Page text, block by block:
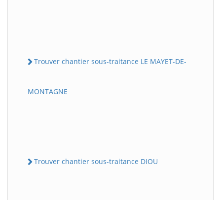
Trouver chantier sous-traitance LE MAYET-DE-
MONTAGNE
Trouver chantier sous-traitance DIOU